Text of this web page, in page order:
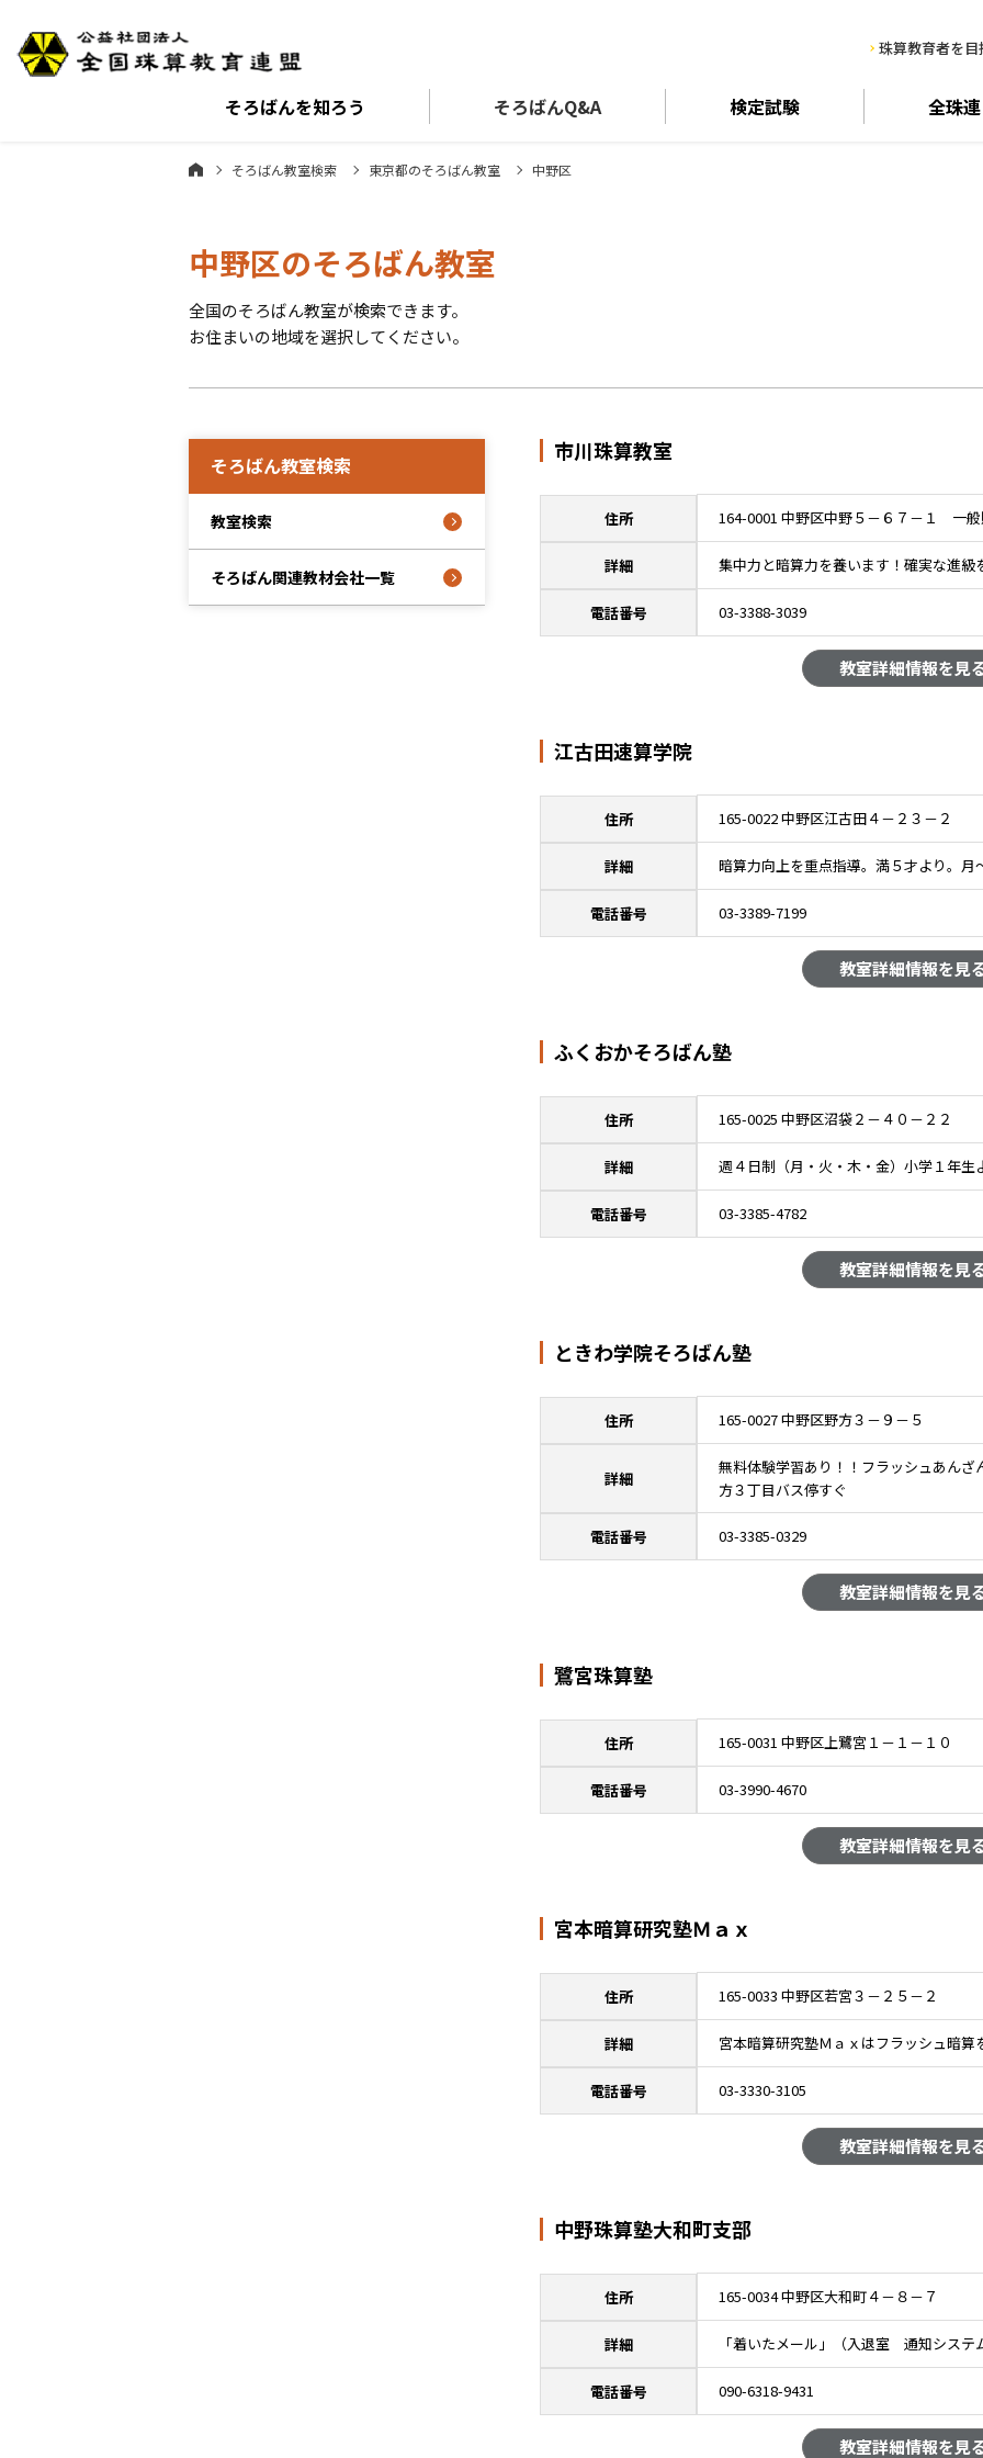
珠算教育者を
そろばんを知ろう そろばんQ&A 検定試験 全珠
そろばん教室検索 東京都のそろばん教室 中野区
中野区のそろばん教室
全国のそろばん教室が検索できます。
お住まいの地域を選択してください。
市川珠算教室
住所 164-0001 中野区中野５－６７－１ 一
詳細 集中力と暗算力を養います！確実な進級
電話番号 03-3388-3039
教室詳細情報を見
江古田速算学院
住所 165-0022 中野区江古田４－２３－２
詳細 暗算力向上を重点指導。満５才より。
電話番号 03-3389-7199
教室詳細情報を見
ふくおかそろばん塾
住所 165-0025 中野区沼袋２－４０－２２
詳細 週４日制（月・火・木・金）小学１年
電話番号 03-3385-4782
教室詳細情報を見
ときわ学院そろばん塾
住所 165-0027 中野区野方３－９－５
詳細
無料体験学習あり！！フラッシュあん
方３丁目バス停すぐ
電話番号 03-3385-0329
教室詳細情報を見
鷺宮珠算塾
住所 165-0031 中野区上鷺宮１－１－１０
電話番号 03-3990-4670
教室詳細情報を見
宮本暗算研究塾Ｍａｘ
住所 165-0033 中野区若宮３－２５－２
詳細 宮本暗算研究塾Ｍａｘはフラッシュ暗
電話番号 03-3330-3105
教室詳細情報を見
中野珠算塾大和町支部
住所 165-0034 中野区大和町４－８－７
詳細 「着いたメール」（入退室 通知システ
電話番号 090-6318-9431
教室詳細情報を見
そろばん教室検索
教室検索
そろばん関連教材会社一覧